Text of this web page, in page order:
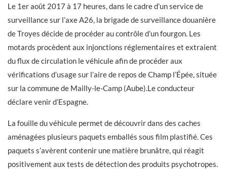
Le 1er août 2017 à 17 heures, dans le cadre d’un service de
surveillance sur l’axe A26, la brigade de surveillance douanière
de Troyes décide de procéder au contrôle d’un fourgon. Les
motards procèdent aux injonctions réglementaires et extraient
du flux de circulation le véhicule afin de procéder aux
vérifications d’usage sur l’aire de repos de Champ l’Épée, située
sur la commune de Mailly-le-Camp (Aube).Le conducteur
déclare venir d’Espagne.
La fouille du véhicule permet de découvrir dans des caches
aménagées plusieurs paquets emballés sous film plastifié. Ces
paquets s’avèrent contenir une matière brunâtre, qui réagit
positivement aux tests de détection des produits psychotropes.